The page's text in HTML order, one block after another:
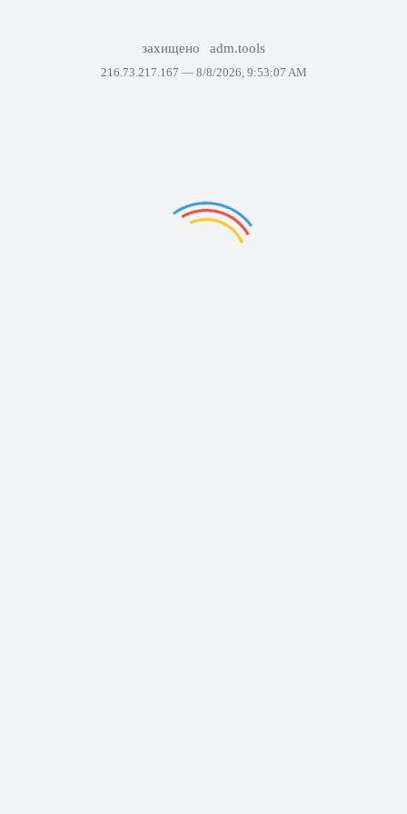
захищено adm.tools
216.73.217.167 — 8/8/2026, 9:53:07 AM